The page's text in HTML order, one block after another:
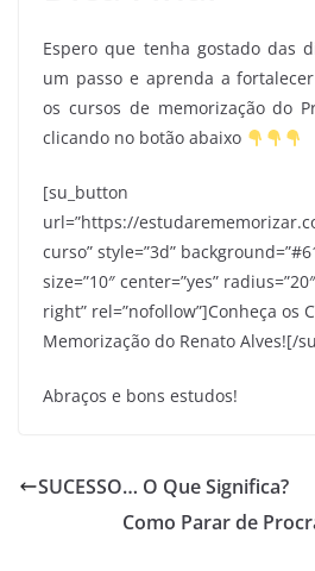
Espero que tenha gostado das
um passo e aprenda a
os cursos de memorização do
clicando no botão abaixo
[su_button
url=”https://
curso” style=”3d”
size=”10″ center=”yes”
right” rel=”nofollow”]Conheça os
Memorização do Renato Alves![/
Abraços e bons estudos!
SUCESSO… O Que Significa?
Como Parar de